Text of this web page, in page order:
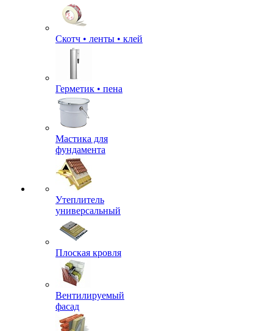
Скотч • ленты • клей
Герметик • пена
Мастика для
фундамента
Утеплитель
универсальный
Плоская кровля
Вентилируемый
фасад